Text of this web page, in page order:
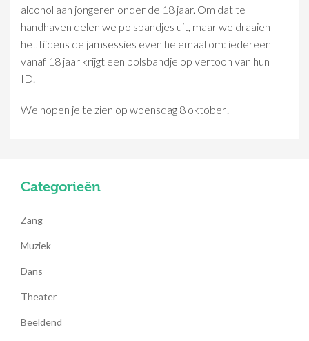
alcohol aan jongeren onder de 18 jaar. Om dat te
handhaven delen we polsbandjes uit, maar we draaien
het tijdens de jamsessies even helemaal om: iedereen
vanaf 18 jaar krijgt een polsbandje op vertoon van hun
ID.
We hopen je te zien op woensdag 8 oktober!
Categorieën
Zang
Muziek
Dans
Theater
Beeldend